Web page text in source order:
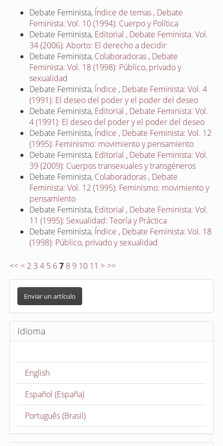
Debate Feminista, Índice de temas , Debate
Feminista: Vol. 10 (1994): Cuerpo y Política
Debate Feminista, Editorial , Debate Feminista: Vol.
34 (2006): Aborto: El derecho a decidir
Debate Feminista, Colaboradoras , Debate
Feminista: Vol. 18 (1998): Público, privado y
sexualidad
Debate Feminista, Índice , Debate Feminista: Vol. 4
(1991): El deseo del poder y el poder del deseo
Debate Feminista, Editorial , Debate Feminista: Vol.
4 (1991): El deseo del poder y el poder del deseo
Debate Feminista, Índice , Debate Feminista: Vol. 12
(1995): Feminismo: movimiento y pensamiento
Debate Feminista, Editorial , Debate Feminista: Vol.
39 (2009): Cuerpos transexuales y transgéneros
Debate Feminista, Colaboradoras , Debate
Feminista: Vol. 12 (1995): Feminismo: movimiento y
pensamiento
Debate Feminista, Editorial , Debate Feminista: Vol.
11 (1995): Sexualidad: Teoría y Práctica
Debate Feminista, Índice , Debate Feminista: Vol. 18
(1998): Público, privado y sexualidad
<< < 2 3 4 5 6 7 8 9 10 11 > >>
E
v
i
a
c
Enviar un artículo
Idioma
English
Español (España)
Português (Brasil)